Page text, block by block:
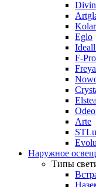
Eglo
F-
Freya
Arte
Наружное
Типы